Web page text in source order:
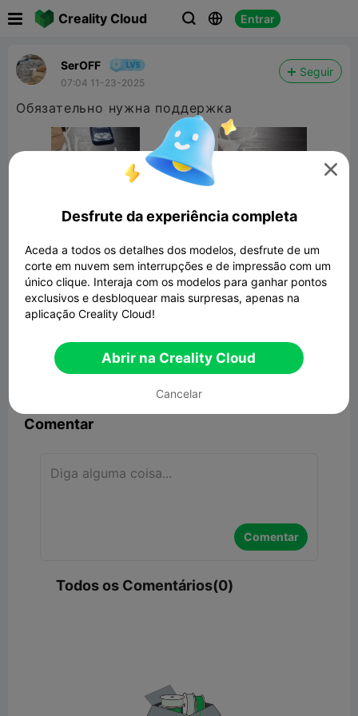
Creality Cloud   Entrar
SerOFF
07:04 11-23-2025
Seguir
Обязательно нужна поддержка
Voronoi Holiday Christmas Deer

Comentar
Comentar
Todos os Comentários(0)

Desfrute da experiência completa
Aceda a todos os detalhes dos modelos, desfrute de um
corte em nuvem sem interrupções e de impressão com um
único clique. Interaja com os modelos para ganhar pontos
exclusivos e desbloquear mais surpresas, apenas na
aplicação Creality Cloud!
Abrir na Creality Cloud
Cancelar